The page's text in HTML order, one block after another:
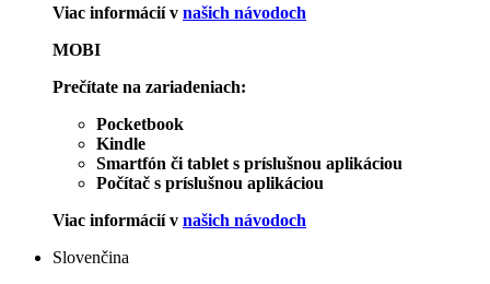
Viac informácií v našich návodoch
MOBI
Prečítate na zariadeniach:
Pocketbook
Kindle
Smartfón či tablet s príslušnou aplikáciou
Počítač s príslušnou aplikáciou
Viac informácií v našich návodoch
Slovenčina